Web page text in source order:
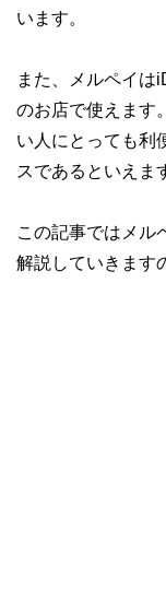
います。
また、メルペイは
のお店で使えます
い人にとっても利
スであるといえま
この記事ではメル
解説していきます